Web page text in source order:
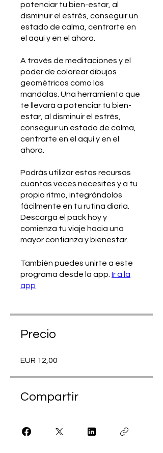
potenciar tu bien-estar, al
disminuir el estrés, conseguir un
estado de calma, centrarte en
el aquí y en el ahora.
A través de meditaciones y el
poder de colorear dibujos
geométricos como las
mandalas. Una herramienta que
te llevará a potenciar tu bien-
estar, al disminuir el estrés,
conseguir un estado de calma,
centrarte en el aquí y en el
ahora.
Podrás utilizar estos recursos
cuantas veces necesites y a tu
propio ritmo, integrándolos
fácilmente en tu rutina diaria.
Descarga el pack hoy y
comienza tu viaje hacia una
mayor confianza y bienestar.
También puedes unirte a este
programa desde la app. Ir a la
app
Precio
EUR 12,00
Compartir